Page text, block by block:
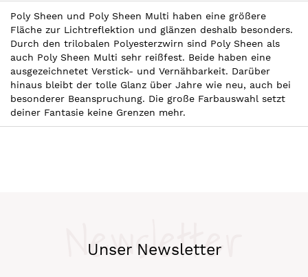
Poly Sheen und Poly Sheen Multi haben eine größere
Fläche zur Lichtreflektion und glänzen deshalb besonders.
Durch den trilobalen Polyesterzwirn sind Poly Sheen als
auch Poly Sheen Multi sehr reißfest. Beide haben eine
ausgezeichnetet Verstick- und Vernähbarkeit. Darüber
hinaus bleibt der tolle Glanz über Jahre wie neu, auch bei
besonderer Beanspruchung. Die große Farbauswahl setzt
deiner Fantasie keine Grenzen mehr.
Unser Newsletter
Newsletter